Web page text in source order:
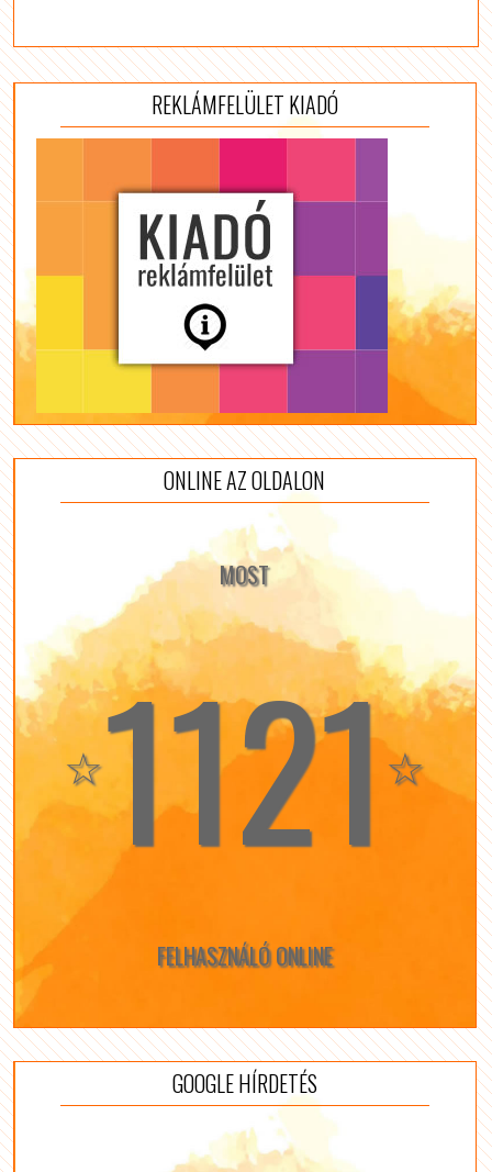
REKLÁMFELÜLET KIADÓ
ONLINE AZ OLDALON
MOST
☆1121☆
FELHASZNÁLÓ ONLINE
GOOGLE HÍRDETÉS